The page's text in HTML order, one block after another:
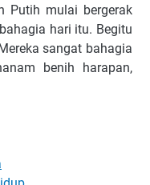
Putih mulai bergerak
hari itu. Begitu
sangat bahagia
benih harapan,